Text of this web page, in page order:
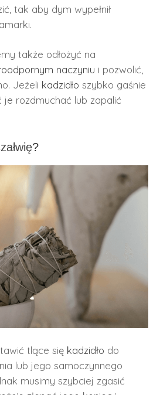
tak aby dym wypełnił
także odłożyć na
naczyniu i pozwolić,
Jeżeli kadzidło szybko gaśnie
rozdmuchać lub zapalić
?
tlące się kadzidło do
lub jego samoczynnego
musimy szybciej zgasić